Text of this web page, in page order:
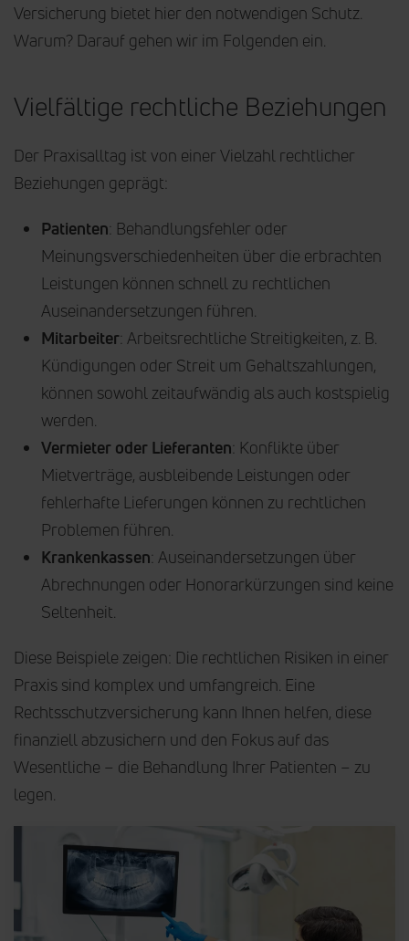
Versicherung bietet hier den notwendigen Schutz.
Warum? Darauf gehen wir im Folgenden ein.
Vielfältige rechtliche Beziehungen
Der Praxisalltag ist von einer Vielzahl rechtlicher
Beziehungen geprägt:
Patienten: Behandlungsfehler oder
Meinungsverschiedenheiten über die erbrachten
Leistungen können schnell zu rechtlichen
Auseinandersetzungen führen.
Mitarbeiter: Arbeitsrechtliche Streitigkeiten, z. B.
Kündigungen oder Streit um Gehaltszahlungen,
können sowohl zeitaufwändig als auch kostspielig
werden.
Vermieter oder Lieferanten: Konflikte über
Mietverträge, ausbleibende Leistungen oder
fehlerhafte Lieferungen können zu rechtlichen
Problemen führen.
Krankenkassen: Auseinandersetzungen über
Abrechnungen oder Honorarkürzungen sind keine
Seltenheit.
Diese Beispiele zeigen: Die rechtlichen Risiken in einer
Praxis sind komplex und umfangreich. Eine
Rechtsschutzversicherung kann Ihnen helfen, diese
finanziell abzusichern und den Fokus auf das
Wesentliche – die Behandlung Ihrer Patienten – zu
legen.